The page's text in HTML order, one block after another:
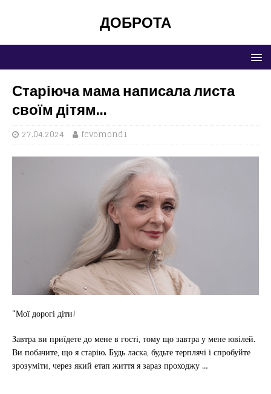
ДОБРОТА
Старіюча мама написала листа
своїм дітям…
27.04.2024 fcvomond1
“Мої дорогі діти!
Завтра ви приїдете до мене в гості, тому що завтра у мене ювілей.
Ви побачите, що я старію. Будь ласка, будьте терплячі і спробуйте
зрозуміти, через який етап життя я зараз проходжу …